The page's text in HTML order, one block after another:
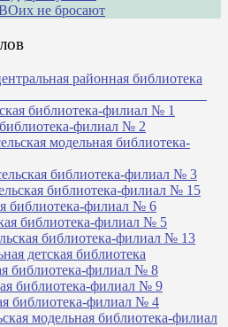
не бросают
районная библиотека
библиотека-филиал № 1
библиотека-филиал № 2
модельная библиотека-
библиотека-филиал № 3
библиотека-филиал № 15
библиотека-филиал № 6
библиотека-филиал № 5
библиотека-филиал № 13
детская библиотека
библиотека-филиал № 8
библиотека-филиал № 9
библиотека-филиал № 4
модельная библиотека-филиал